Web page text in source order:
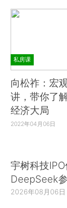
私房课
向松祚：宏
讲，带你了
经济大局
2022年04月06日
宇树科技
DeepSeek
2026年08月06日